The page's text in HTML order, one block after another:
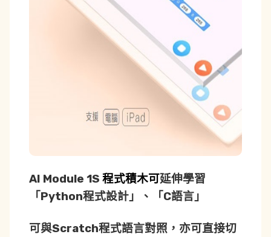
AI Module 1S 程式積木可延伸學習
「Python程式設計」、「C語言」
可與Scratch程式語言對照，亦可直接切